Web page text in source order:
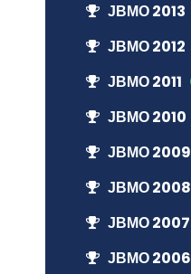
ЈВМО 2013
ЈВМО 2012
ЈВМО 2011
ЈВМО 2010
ЈВМО 2009
ЈВМО 2008
ЈВМО 2007
ЈВМО 2006